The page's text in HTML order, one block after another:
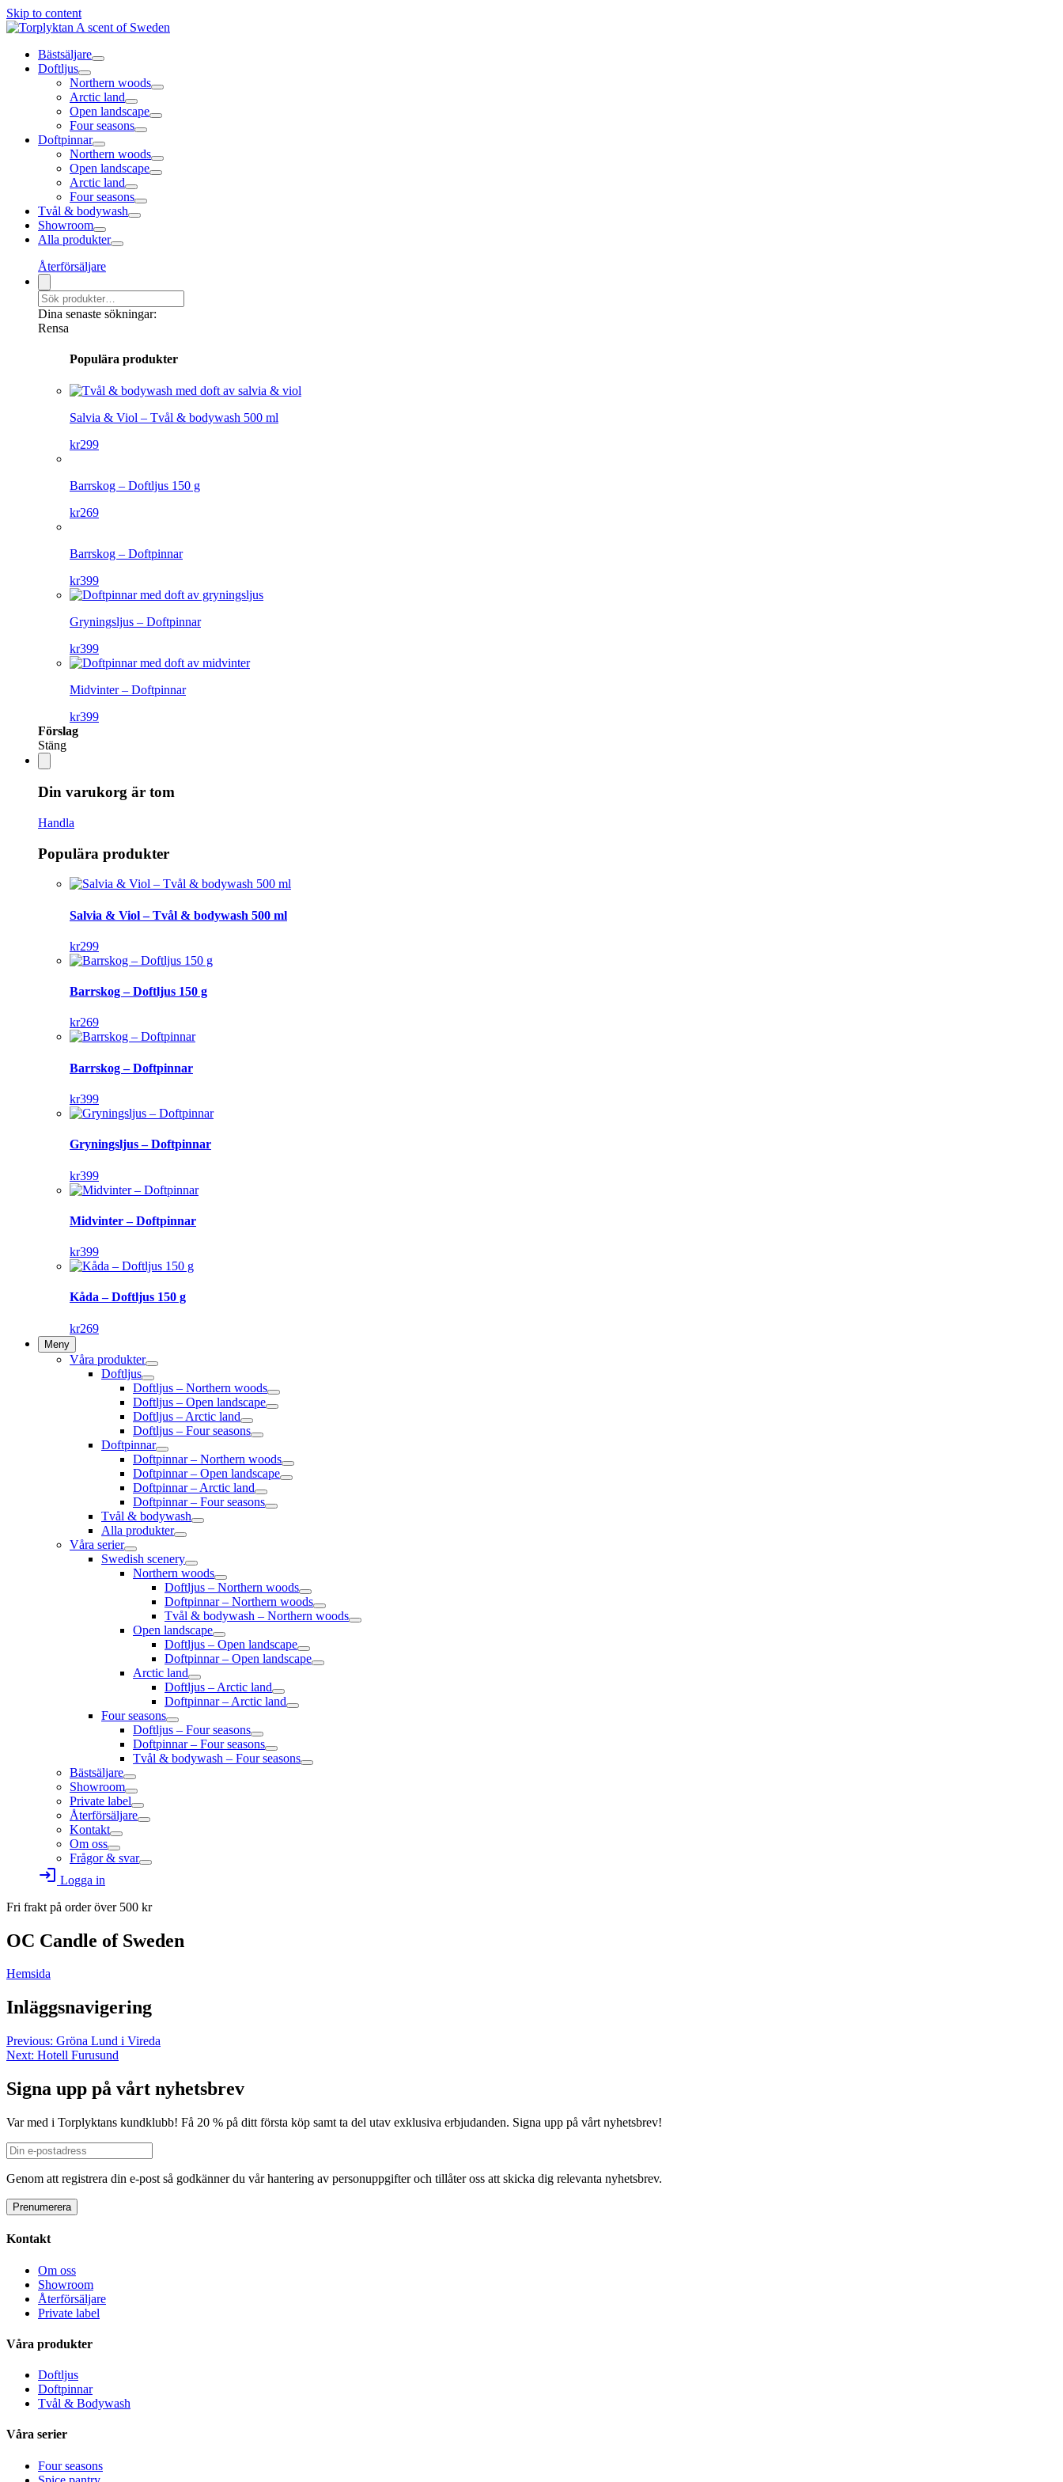
Skip to content
Bästsäljare
Doftljus
Northern woods
Arctic land
Open landscape
Four seasons
Doftpinnar
Northern woods
Open landscape
Arctic land
Four seasons
Tvål & bodywash
Showroom
Alla produkter
Återförsäljare
Dina senaste sökningar:
Rensa
Populära produkter
Salvia & Viol – Tvål & bodywash 500 ml
kr299
Barrskog – Doftljus 150 g
kr269
Barrskog – Doftpinnar
kr399
Gryningsljus – Doftpinnar
kr399
Midvinter – Doftpinnar
kr399
Förslag
Stäng
Din varukorg är tom
Handla
Populära produkter
Salvia & Viol – Tvål & bodywash 500 ml
kr299
Barrskog – Doftljus 150 g
kr269
Barrskog – Doftpinnar
kr399
Gryningsljus – Doftpinnar
kr399
Midvinter – Doftpinnar
kr399
Kåda – Doftljus 150 g
kr269
Meny
Våra produkter
Doftljus
Doftljus – Northern woods
Doftljus – Open landscape
Doftljus – Arctic land
Doftljus – Four seasons
Doftpinnar
Doftpinnar – Northern woods
Doftpinnar – Open landscape
Doftpinnar – Arctic land
Doftpinnar – Four seasons
Tvål & bodywash
Alla produkter
Våra serier
Swedish scenery
Northern woods
Doftljus – Northern woods
Doftpinnar – Northern woods
Tvål & bodywash – Northern woods
Open landscape
Doftljus – Open landscape
Doftpinnar – Open landscape
Arctic land
Doftljus – Arctic land
Doftpinnar – Arctic land
Four seasons
Doftljus – Four seasons
Doftpinnar – Four seasons
Tvål & bodywash – Four seasons
Bästsäljare
Showroom
Private label
Återförsäljare
Kontakt
Om oss
Frågor & svar
login Logga in
Fri frakt på order över 500 kr
OC Candle of Sweden
Hemsida
Inläggsnavigering
Previous: Gröna Lund i Vireda
Next: Hotell Furusund
Signa upp på vårt nyhetsbrev
Var med i Torplyktans kundklubb! Få 20 % på ditt första köp samt ta del utav exklusiva erbjudanden. Signa upp på vårt nyhetsbrev!
Genom att registrera din e-post så godkänner du vår hantering av personuppgifter och tillåter oss att skicka dig relevanta nyhetsbrev.
Kontakt
Om oss
Showroom
Återförsäljare
Private label
Våra produkter
Doftljus
Doftpinnar
Tvål & Bodywash
Våra serier
Four seasons